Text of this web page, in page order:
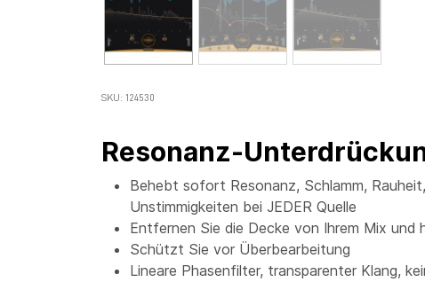
SKU: 124530
Resonanz-
Behebt sofort Resonanz, Schlamm,
Unstimmigkeiten bei JEDER Quelle
Entfernen Sie die Decke von Ihrem Mix
Schützt Sie vor Überbearbeitung
Lineare Phasenfilter, transparenter Klang,